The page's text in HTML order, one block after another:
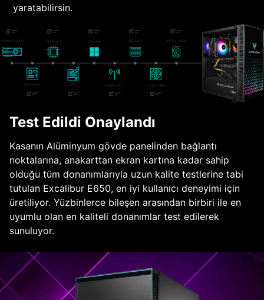
yaratabilirsin.
Test Edildi Onaylandı
Kasanın Alüminyum gövde panelinden bağlantı
noktalarına, anakarttan ekran kartına kadar sahip
olduğu tüm donanımlarıyla uzun kalite testlerine tabi
tutulan Excalibur E650, en iyi kullanıcı deneyimi için
üretiliyor. Yüzbinlerce bileşen arasından birbiri ile en
uyumlu olan en kaliteli donanımlar test edilerek
sunuluyor.